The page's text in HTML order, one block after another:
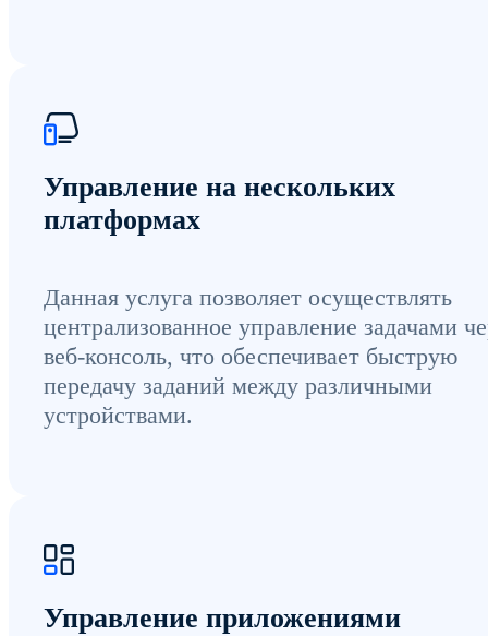
Управление на нескольких
платформах
Данная услуга позволяет осуществлять
централизованное управление задачами
веб-консоль, что обеспечивает быструю
передачу заданий между различными
устройствами.
Управление приложениями